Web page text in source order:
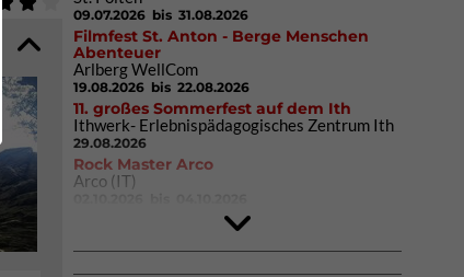
09.07.2026 bis 31.08.2026
Filmfest St. Anton - Berge Menschen
Abenteuer
Arlberg WellCom
19.08.2026 bis 22.08.2026
11. großes Sommerfest auf dem Ith
Ithwerk- Erlebnispädagogisches Zentrum Ith
29.08.2026
Rock Master Arco
Arco (IT)
9. Eiskletter Festival Osttirol
08.01.2027bis 10.01.2027